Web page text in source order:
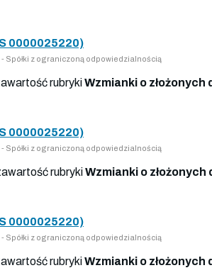
0000025220)
Spółki z ograniczoną odpowiedzialnością
rubrykiWzmianki o
0000025220)
Spółki z ograniczoną odpowiedzialnością
rubrykiWzmianki o
0000025220)
Spółki z ograniczoną odpowiedzialnością
rubrykiWzmianki o